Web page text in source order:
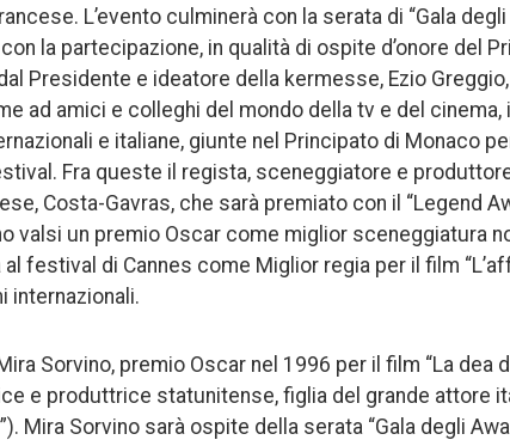
L’evento culminerà con la serata di “Gala
la partecipazione, in qualità di ospite d’onore del
Presidente e ideatore della kermesse, Ezio
ad amici e colleghi del mondo della tv e del
e italiane, giunte nel Principato di Monaco
Fra queste il regista, sceneggiatore e
Costa-Gavras, che sarà premiato con il “Legend
valsi un premio Oscar come miglior sceneggiatura
festival di Cannes come Miglior regia per il film
internazionali.
Sorvino, premio Oscar nel 1996 per il film “La dea
e produttrice statunitense, figlia del grande attore
Mira Sorvino sarà ospite della serata “Gala degli